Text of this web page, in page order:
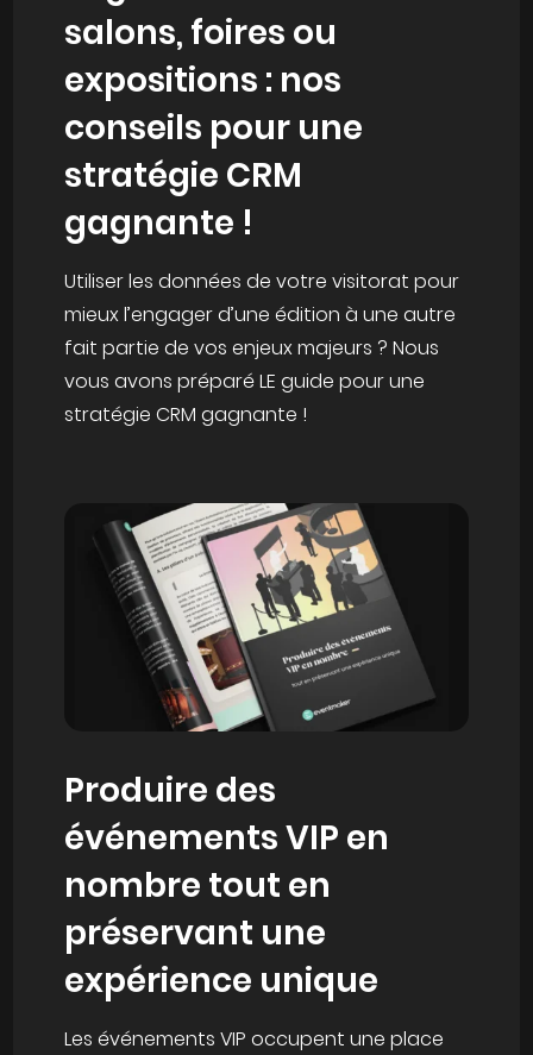
salons, foires ou
expositions : nos
conseils pour une
stratégie CRM
gagnante !
Utiliser les données de votre visitorat pour
mieux l’engager d’une édition à une autre
fait partie de vos enjeux majeurs ? Nous
vous avons préparé LE guide pour une
stratégie CRM gagnante !
Produire des
événements VIP en
nombre tout en
préservant une
expérience unique
Les événements VIP occupent une place